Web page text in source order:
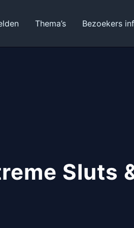
Thema’s Bezoekers
Sluts